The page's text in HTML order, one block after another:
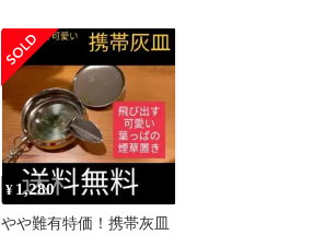
¥ 1,280
やや難有特価！携帯灰皿